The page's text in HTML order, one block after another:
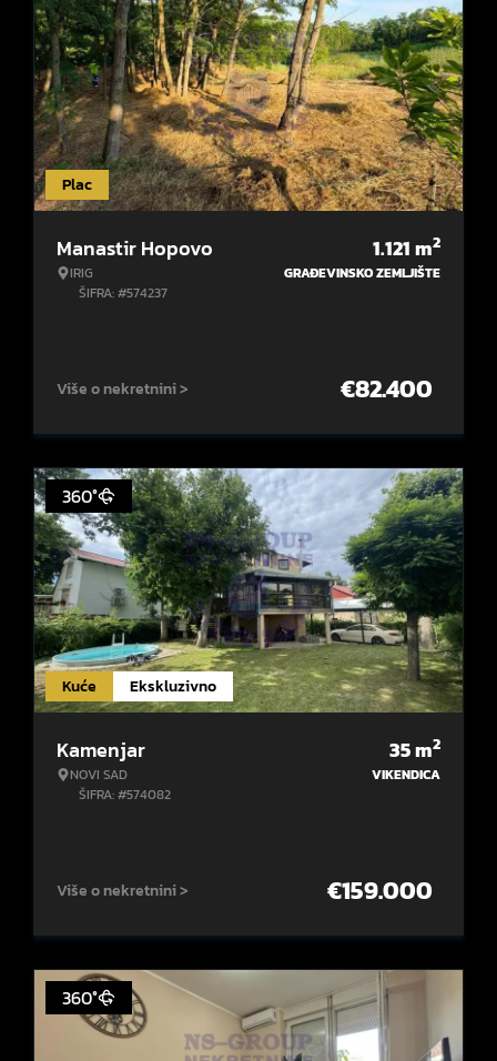
Plac
Manastir Hopovo
IRIG
ŠIFRA: #574237
1.121m2
GRAĐEVINSKO ZEMLJIŠTE
Više o nekretnini > €82.400
Kuće Ekskluzivno
360°
Kamenjar
NOVI SAD
ŠIFRA: #574082
35m2
VIKENDICA
Više o nekretnini > €159.000
360°